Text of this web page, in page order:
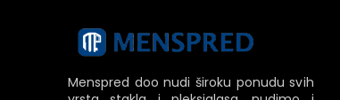
Menspred doo nudi široku ponudu svih